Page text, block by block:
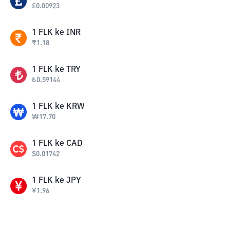
£0.00923
1 FLK ke INR
₹1.18
1 FLK ke TRY
₺0.59144
1 FLK ke KRW
₩17.70
1 FLK ke CAD
$0.01742
1 FLK ke JPY
¥1.96